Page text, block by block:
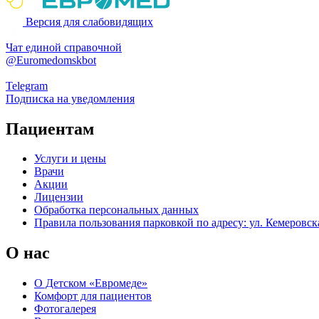
Версия для слабовидящих
Чат единой справочной
@Euromedomskbot
Telegram
Подписка на уведомления
Пациентам
Услуги и цены
Врачи
Акции
Лицензии
Обработка персональных данных
Правила пользования парковкой по адресу: ул.
О нас
О Детском «Евромеде»
Комфорт для пациентов
Фотогалерея